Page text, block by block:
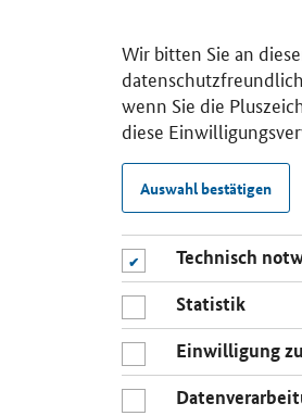
Wir bitten Sie an
wenn Sie die
diese
Auswahl bestätigen
Technisch
Statistik
Einwilligung